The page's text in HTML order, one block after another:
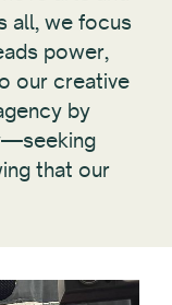
all, we focus
power,
our creative
by
that our